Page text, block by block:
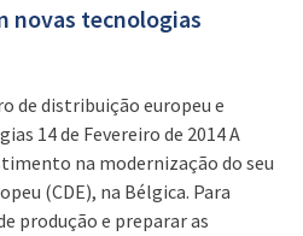
novas tecnologias
de distribuição europeu e
14 de Fevereiro de 2014 A
na modernização do seu
(CDE), na Bélgica. Para
produção e preparar as